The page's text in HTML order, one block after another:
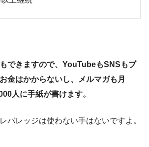
できますので、YouTubeもSNSもブ
金はかからないし、メルマガも月
人に手紙が書けます。
バレッジは使わない手はないですよ。